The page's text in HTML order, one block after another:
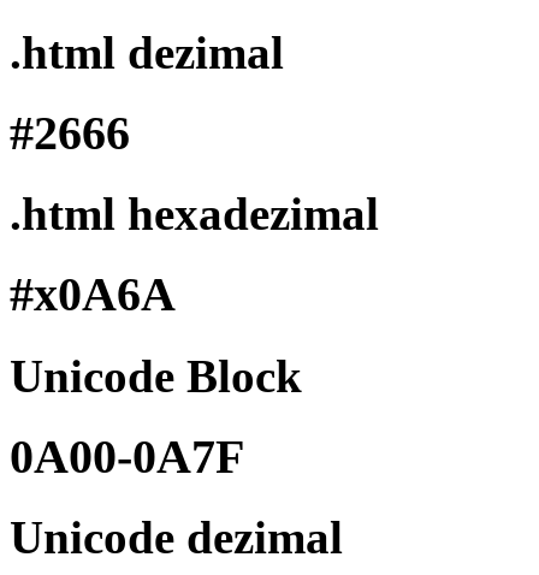
.html dezimal
#2666
.html hexadezimal
#x0A6A
Unicode Block
0A00-0A7F
Unicode dezimal